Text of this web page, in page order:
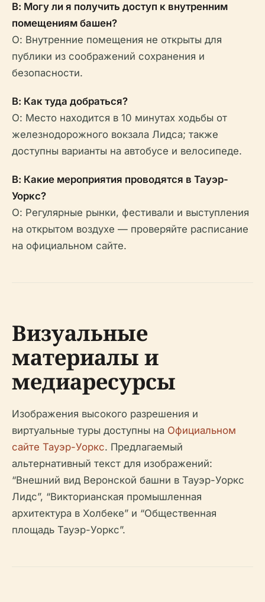
В: Могу ли я получить доступ к внутренним
помещениям башен?
О: Внутренние помещения не открыты для
публики из соображений сохранения и
безопасности.
В: Как туда добраться?
О: Место находится в 10 минутах ходьбы от
железнодорожного вокзала Лидса; также
доступны варианты на автобусе и велосипеде.
В: Какие мероприятия проводятся в Тауэр-
Уоркс?
О: Регулярные рынки, фестивали и выступления
на открытом воздухе — проверяйте расписание
на официальном сайте.
Визуальные
материалы и
медиаресурсы
Изображения высокого разрешения и
виртуальные туры доступны на Официальном
сайте Тауэр-Уоркс. Предлагаемый
альтернативный текст для изображений:
“Внешний вид Веронской башни в Тауэр-Уоркс
Лидс”, “Викторианская промышленная
архитектура в Холбеке” и “Общественная
площадь Тауэр-Уоркс”.